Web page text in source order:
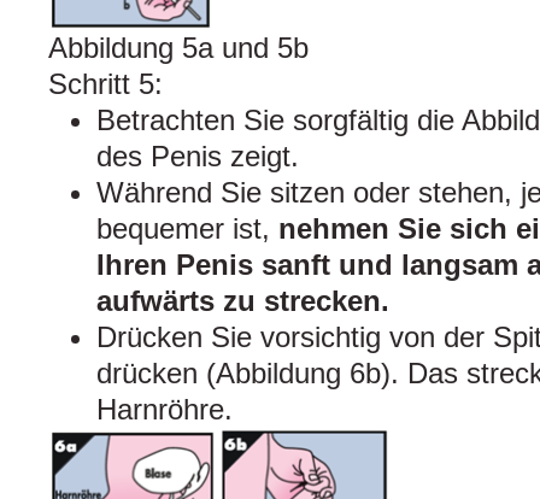
Abbildung 5a und 5b
Schritt 5:
Betrachten Sie sorgfältig die
des Penis zeigt.
Während Sie sitzen oder stehen,
bequemer ist, nehmen Sie sich
Ihren Penis sanft und langsam
aufwärts zu strecken.
Drücken Sie vorsichtig von der
drücken (Abbildung 6b). Das
Harnröhre.